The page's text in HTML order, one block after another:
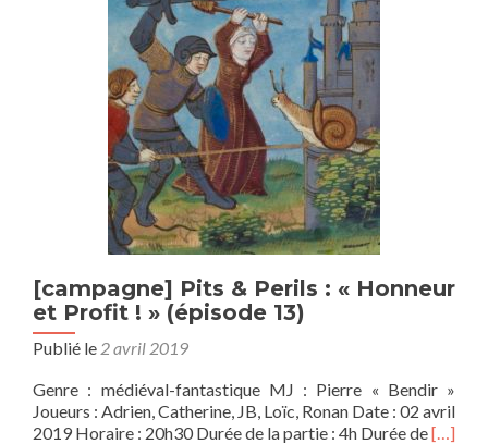
Le
Hollandais
Volant,
Episode
0
[campagne] Pits & Perils : « Honneur
et Profit ! » (épisode 13)
Publié le 2 avril 2019
Genre : médiéval-fantastique MJ : Pierre « Bendir »
Joueurs : Adrien, Catherine, JB, Loïc, Ronan Date : 02 avril
2019 Horaire : 20h30 Durée de la partie : 4h Durée deEn
[…]